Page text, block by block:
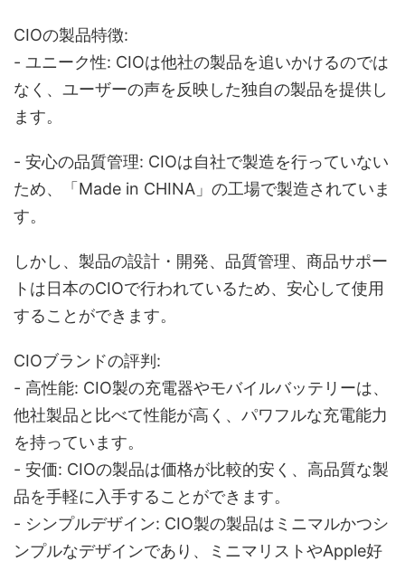
CIOの製品特徴:
- ユニーク性: CIOは他社の製品を追いかけるのでは
なく、ユーザーの声を反映した独自の製品を提供し
ます。
- 安心の品質管理: CIOは自社で製造を行っていない
ため、「Made in CHINA」の工場で製造されていま
す。
しかし、製品の設計・開発、品質管理、商品サポー
トは日本のCIOで行われているため、安心して使用
することができます。
CIOブランドの評判:
- 高性能: CIO製の充電器やモバイルバッテリーは、
他社製品と比べて性能が高く、パワフルな充電能力
を持っています。
- 安価: CIOの製品は価格が比較的安く、高品質な製
品を手軽に入手することができます。
- シンプルデザイン: CIO製の製品はミニマルかつシ
ンプルなデザインであり、ミニマリストやApple好